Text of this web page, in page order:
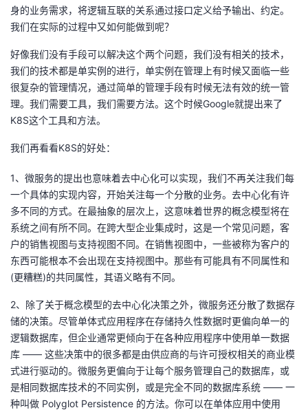
者
学
堂
我
课
程
的
认
证
我
的
实
我
的
藏
支
持
我
的
技
术
支
持
我
的
云
声
建
身的业务需求，将逻辑互联的关系通过接口定义给予输出、约定。
我们在实际的过程中又如何能做到呢？
好像我们没有手段可以解决这个两个问题，我们没有相关的技术，
我们的技术都是单实例的进行，单实例在管理上有时候又面临一些
很复杂的管理情况，通过简单的管理手段有时候无法有效的统一管
理。我们需要工具，我们需要方法。这个时候Google就提出来了
K8S这个工具和方法。
我们再看看K8S的好处：
1、微服务的提出也意味着去中心化可以实现，我们不再关注我们每
一个具体的实现内容，开始关注每一个分散的业务。去中心化有许
多不同的方式。在最抽象的层次上，这意味着世界的概念模型将在
系统之间有所不同。在跨大型企业集成时，这是一个常见问题，客
户的销售视图与支持视图不同。在销售视图中，一些被称为客户的
东西可能根本不会出现在支持视图中。那些有可能具有不同属性和
(更糟糕)的共同属性，其语义略有不同。
2、除了关于概念模型的去中心化决策之外，微服务还分散了数据存
储的决策。尽管单体式应用程序在存储持久性数据时更偏向单一的
逻辑数据库，但企业通常更倾向于在各种应用程序中使用单一数据
库 —— 这些决策中的很多都是由供应商的与许可授权相关的商业模
式进行驱动的。微服务更偏向于让每个服务管理自己的数据库，或
是相同数据库技术的不同实例，或是完全不同的数据库系统 —— 一
种叫做 Polyglot Persistence 的方法。你可以在单体应用中使用